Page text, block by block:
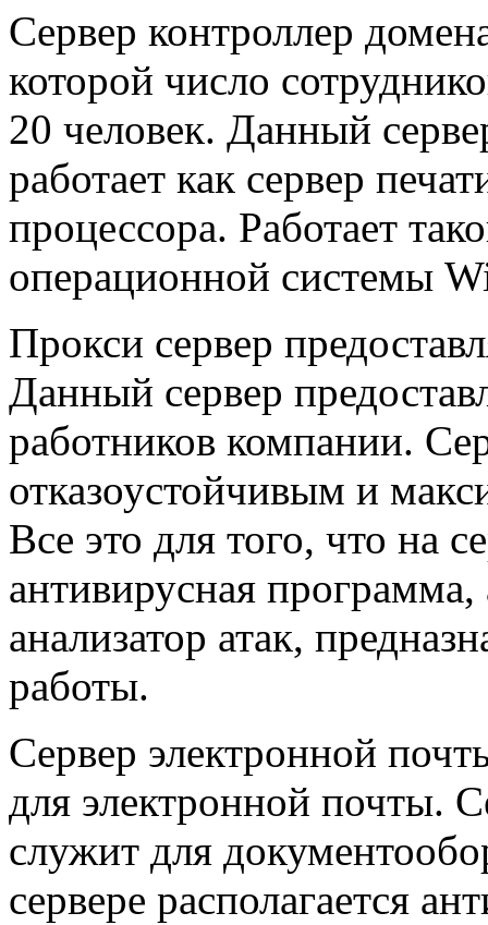
Сервер контроллер
которой число
20 человек. Данный
работает как сервер
процессора. Работает
операционной системы
Прокси сервер
Данный сервер
работников компании.
отказоустойчивым и
Все это для того, что на
антивирусная программа,
анализатор атак,
работы.
Сервер электронной
для электронной почты.
служит для
сервере располагается